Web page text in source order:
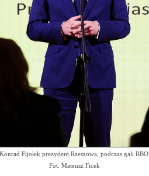
Konrad Fijołek prezydent Rzeszowa, podczas gali RBO.
Fot. Mateusz Ficek